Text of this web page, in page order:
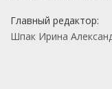
Главный редактор:
Шпак Ирина